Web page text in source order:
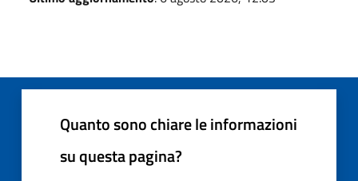
Quanto sono chiare le informazioni
su questa pagina?